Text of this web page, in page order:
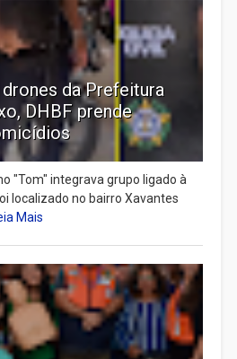
da Prefeitura
DHBF prende
"Tom" integrava grupo ligado à
localizado no bairro Xavantes
Mais